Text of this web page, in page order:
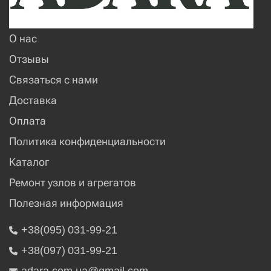
О нас
Отзывы
Связаться с нами
Доставка
Оплата
Политика конфиденциальности
Каталог
Ремонт узлов и агрегатов
Полезная информация
+38(095) 031-99-21
+38(097) 031-99-21